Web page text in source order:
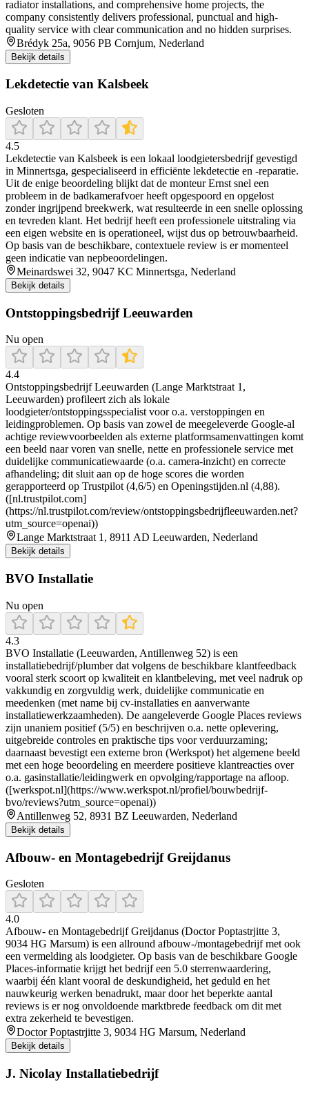
radiator installations, and comprehensive home projects, the
company consistently delivers professional, punctual and high-
quality service with clear communication and no hidden surprises.
Brédyk 25a, 9056 PB Cornjum, Nederland
Bekijk details
Lekdetectie van Kalsbeek
Gesloten
4.5
Lekdetectie van Kalsbeek is een lokaal loodgietersbedrijf gevestigd
in Minnertsga, gespecialiseerd in efficiënte lekdetectie en -reparatie.
Uit de enige beoordeling blijkt dat de monteur Ernst snel een
probleem in de badkamerafvoer heeft opgespoord en opgelost
zonder ingrijpend breekwerk, wat resulteerde in een snelle oplossing
en tevreden klant. Het bedrijf heeft een professionele uitstraling via
een eigen website en is operationeel, wijst dus op betrouwbaarheid.
Op basis van de beschikbare, contextuele review is er momenteel
geen indicatie van nepbeoordelingen.
Meinardswei 32, 9047 KC Minnertsga, Nederland
Bekijk details
Ontstoppingsbedrijf Leeuwarden
Nu open
4.4
Ontstoppingsbedrijf Leeuwarden (Lange Marktstraat 1,
Leeuwarden) profileert zich als lokale
loodgieter/ontstoppingsspecialist voor o.a. verstoppingen en
leidingproblemen. Op basis van zowel de meegeleverde Google-al
achtige reviewvoorbeelden als externe platformsamenvattingen komt
een beeld naar voren van snelle, nette en professionele service met
duidelijke communicatiewaarde (o.a. camera-inzicht) en correcte
afhandeling; dit sluit aan op de hoge scores die worden
gerapporteerd op Trustpilot (4,6/5) en Openingstijden.nl (4,88).
([nl.trustpilot.com]
(https://nl.trustpilot.com/review/ontstoppingsbedrijfleeuwarden.net?
utm_source=openai))
Lange Marktstraat 1, 8911 AD Leeuwarden, Nederland
Bekijk details
BVO Installatie
Nu open
4.3
BVO Installatie (Leeuwarden, Antillenweg 52) is een
installatiebedrijf/plumber dat volgens de beschikbare klantfeedback
vooral sterk scoort op kwaliteit en klantbeleving, met veel nadruk op
vakkundig en zorgvuldig werk, duidelijke communicatie en
meedenken (met name bij cv-installaties en aanverwante
installatiewerkzaamheden). De aangeleverde Google Places reviews
zijn unaniem positief (5/5) en beschrijven o.a. nette oplevering,
uitgebreide controles en praktische tips voor verduurzaming;
daarnaast bevestigt een externe bron (Werkspot) het algemene beeld
met een hoge beoordeling en meerdere positieve klantreacties over
o.a. gasinstallatie/leidingwerk en opvolging/rapportage na afloop.
([werkspot.nl](https://www.werkspot.nl/profiel/bouwbedrijf-
bvo/reviews?utm_source=openai))
Antillenweg 52, 8931 BZ Leeuwarden, Nederland
Bekijk details
Afbouw- en Montagebedrijf Greijdanus
Gesloten
4.0
Afbouw- en Montagebedrijf Greijdanus (Doctor Poptastrjitte 3,
9034 HG Marsum) is een allround afbouw-/montagebedrijf met ook
een vermelding als loodgieter. Op basis van de beschikbare Google
Places-informatie krijgt het bedrijf een 5.0 sterrenwaardering,
waarbij één klant vooral de deskundigheid, het geduld en het
nauwkeurig werken benadrukt, maar door het beperkte aantal
reviews is er nog onvoldoende marktbrede feedback om dit met
extra zekerheid te bevestigen.
Doctor Poptastrjitte 3, 9034 HG Marsum, Nederland
Bekijk details
J. Nicolay Installatiebedrijf